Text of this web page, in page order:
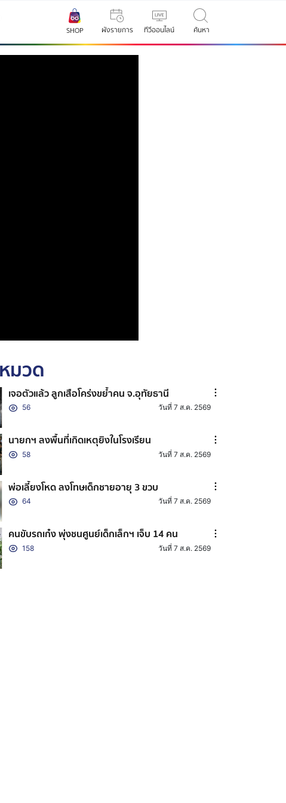
SHOP ผังรายการ ทีวีออนไลน์ ค้นหา
มวด
เจอตัวแล้ว ลูกเสือโคร่งขย้ำคน จ.อุทัยธานี
56 วันที่ 7 ส.ค. 2569
นายกฯ ลงพื้นที่เกิดเหตุยิงในโรงเรียน
58 วันที่ 7 ส.ค. 2569
พ่อเลี้ยงโหด ลงโทษเด็กชายอายุ 3 ขวบ
64 วันที่ 7 ส.ค. 2569
คนขับรถเก๋ง พุ่งชนศูนย์เด็กเล็กฯ เจ็บ 14 คน
158 วันที่ 7 ส.ค. 2569